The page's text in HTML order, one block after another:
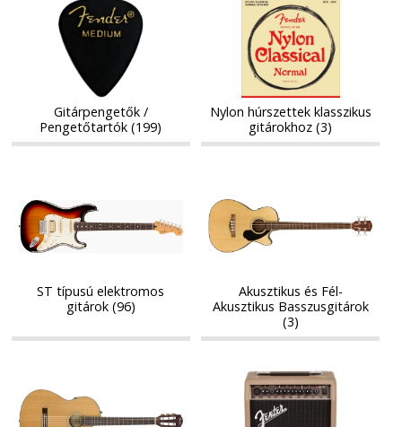
Pengetőtartók
Gitárpengetők
Pengetőtartók
Gitárpengetők /
Pengetőtartók (199)
húrszettek
klasszikus
gitárokhoz
húrszettek
klasszikus
gitárokhoz
Nylon húrszettek klasszikus
gitárokhoz (3)
típusú
elektromos
gitárok
típusú
elektromos
gitárok
ST típusú elektromos
gitárok (96)
Fél-
Akusztikus
Basszusgitárok
és
Fél-
Akusztikus
Akusztikus és Fél-
Akusztikus Basszusgitárok
(3)
klasszikus
gitárok
klasszikus
gitárok
akusztikus
gitárerősítők
Elektro-
akusztikus
gitárerősítők